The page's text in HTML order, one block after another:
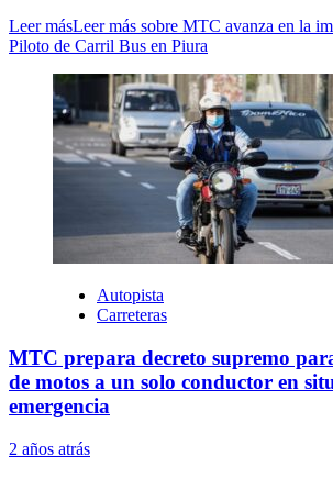
Leer másLeer más sobre MTC avanza en la
Piloto de Carril Bus en Piura
Autopista
Carreteras
MTC prepara decreto supremo
de motos a un solo conductor en
emergencia
2 años atrás